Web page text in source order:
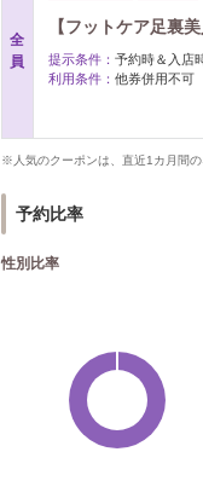
全
員
【フットケア足裏
提示条件： 予約時＆入店
利用条件： 他券併用不可
※人気のクーポンは、直近1カ月間の
予約比率
性別比率